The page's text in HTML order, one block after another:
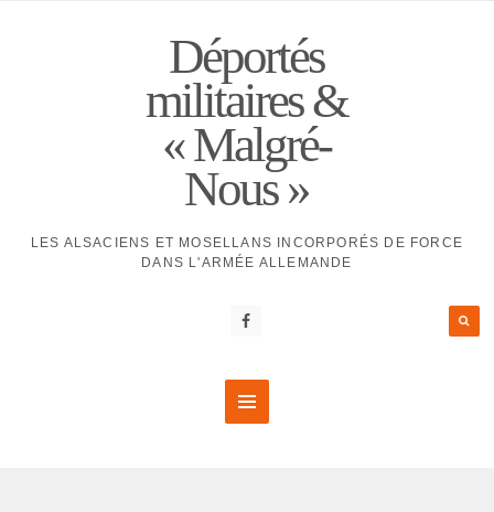
Déportés
militaires &
« Malgré-
Nous »
LES ALSACIENS ET MOSELLANS INCORPORÉS DE FORCE
DANS L'ARMÉE ALLEMANDE